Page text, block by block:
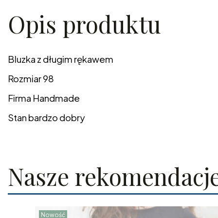
Opis produktu
Bluzka z długim rękawem
Rozmiar 98
Firma Handmade
Stan bardzo dobry
Nasze
Nowość